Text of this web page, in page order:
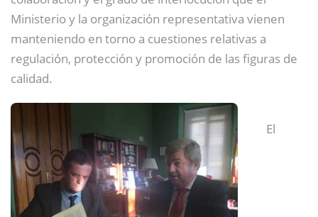
Ministerio y la organización representativa vienen
manteniendo en torno a cuestiones relativas a
regulación, protección y promoción de las figuras de
calidad.
El